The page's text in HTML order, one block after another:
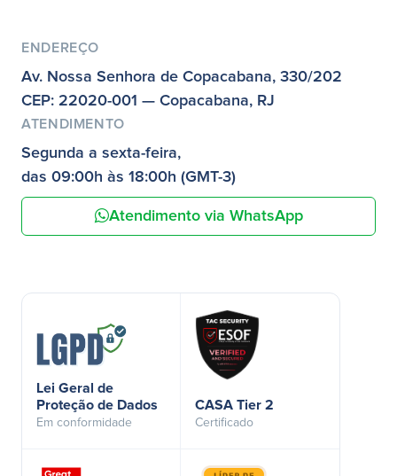
ENDEREÇO
Av. Nossa Senhora de Copacabana, 330/202
CEP: 22020-001 — Copacabana, RJ
ATENDIMENTO
Segunda a sexta-feira,
das 09:00h às 18:00h (GMT-3)
Atendimento via WhatsApp
Lei Geral de
Proteção de Dados
Em conformidade
CASA Tier 2
Certificado